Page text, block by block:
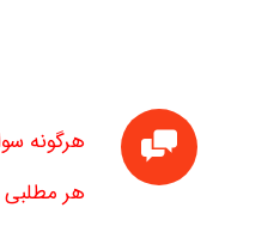
هرگونه
هر مطلبی